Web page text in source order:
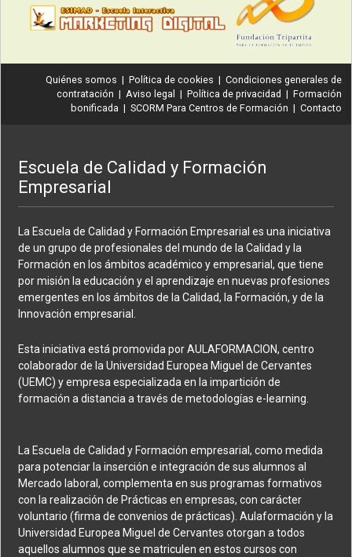
Quiénes somos | Política de cookies | Condiciones generales de
contratación | Aviso legal | Política de privacidad | Formación
bonificada | SCORM Para Centros de Formación | Contacto
Escuela de Calidad y Formación
Empresarial
La Escuela de Calidad y Formación Empresarial es una iniciativa
de un grupo de profesionales del mundo de la Calidad y la
Formación en los ámbitos académico y empresarial, que tiene
por misión la educación y el aprendizaje en nuevas profesiones
emergentes en los ámbitos de la Calidad, la Formación, y de la
Innovación empresarial.
Esta iniciativa está promovida por AULAFORMACION, centro
colaborador de la Universidad Europea Miguel de Cervantes
(UEMC) y empresa especializada en la impartición de
formación a distancia a través de metodologías e-learning.
La Escuela de Calidad y Formación empresarial, como medida
para potenciar la inserción e integración de sus alumnos al
Mercado laboral, complementa en sus programas formativos
con la realización de Prácticas en empresas, con carácter
voluntario (firma de convenios de prácticas). Aulaformación y la
Universidad Europea Miguel de Cervantes otorgan a todos
aquellos alumnos que se matriculen en estos cursos con